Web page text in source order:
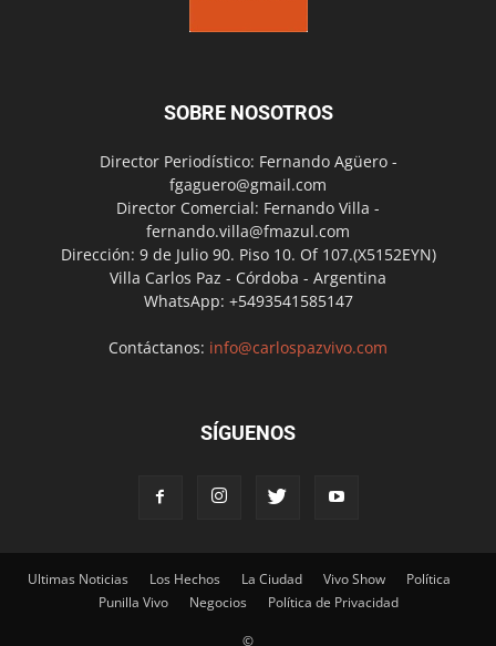
SOBRE NOSOTROS
Director Periodístico: Fernando Agüero -
fgaguero@gmail.com
Director Comercial: Fernando Villa -
fernando.villa@fmazul.com
Dirección: 9 de Julio 90. Piso 10. Of 107.(X5152EYN)
Villa Carlos Paz - Córdoba - Argentina
WhatsApp: +5493541585147
Contáctanos: info@carlospazvivo.com
SÍGUENOS
Ultimas Noticias Los Hechos La Ciudad Vivo Show
Política
Punilla Vivo
Negocios Política de Privacidad
©